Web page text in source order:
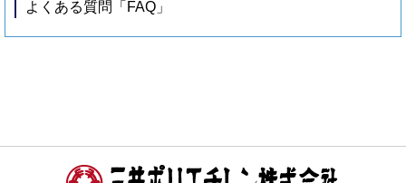
よくある質問「FAQ」